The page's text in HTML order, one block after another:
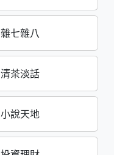
雜七雜八
清茶淡話
小說天地